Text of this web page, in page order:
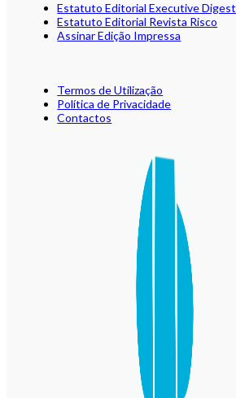
Estatuto Editorial Executive Digest
Estatuto Editorial Revista Risco
Assinar Edição Impressa
Termos de Utilização
Política de Privacidade
Contactos